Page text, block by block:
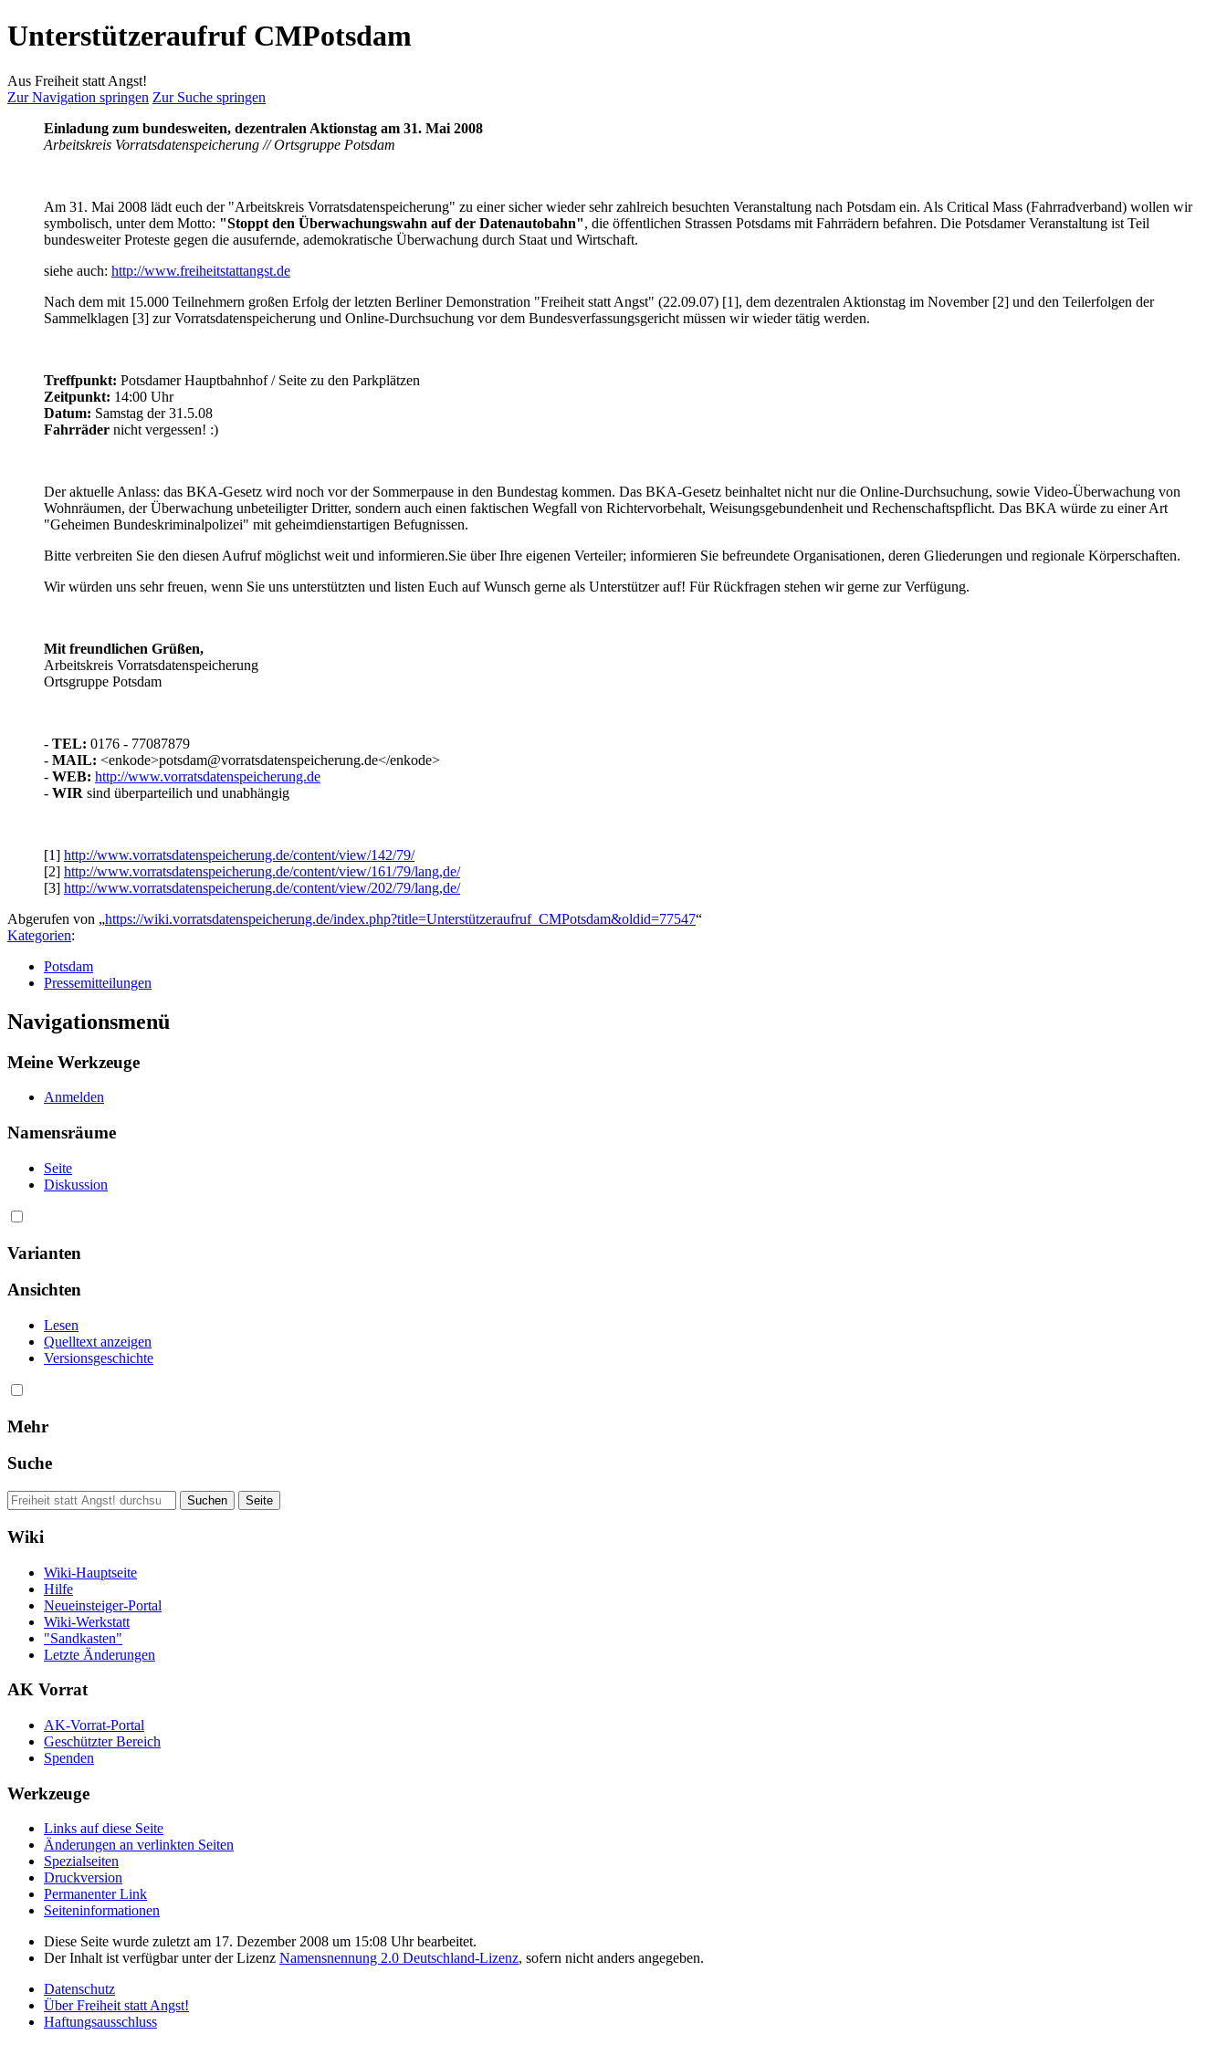
Unterstützeraufruf CMPotsdam
Aus Freiheit statt Angst!
Zur Navigation springen Zur Suche springen
Einladung zum bundesweiten, dezentralen Aktionstag am 31. Mai 2008
Arbeitskreis Vorratsdatenspeicherung // Ortsgruppe Potsdam
Am 31. Mai 2008 lädt euch der "Arbeitskreis Vorratsdatenspeicherung" zu einer sicher wieder sehr zahlreich besuchten Veranstaltung nach Potsdam ein. Als Critical Mass (Fahrradverband) wollen wir
symbolisch, unter dem Motto: "Stoppt den Überwachungswahn auf der Datenautobahn", die öffentlichen Strassen Potsdams mit Fahrrädern befahren. Die Potsdamer Veranstaltung ist Teil
bundesweiter Proteste gegen die ausufernde, ademokratische Überwachung durch Staat und Wirtschaft.
siehe auch: http://www.freiheitstattangst.de
Nach dem mit 15.000 Teilnehmern großen Erfolg der letzten Berliner Demonstration "Freiheit statt Angst" (22.09.07) [1], dem dezentralen Aktionstag im November [2] und den Teilerfolgen der
Sammelklagen [3] zur Vorratsdatenspeicherung und Online-Durchsuchung vor dem Bundesverfassungsgericht müssen wir wieder tätig werden.
Treffpunkt: Potsdamer Hauptbahnhof / Seite zu den Parkplätzen
Zeitpunkt: 14:00 Uhr
Datum: Samstag der 31.5.08
Fahrräder nicht vergessen! :)
Der aktuelle Anlass: das BKA-Gesetz wird noch vor der Sommerpause in den Bundestag kommen. Das BKA-Gesetz beinhaltet nicht nur die Online-Durchsuchung, sowie Video-Überwachung von
Wohnräumen, der Überwachung unbeteiligter Dritter, sondern auch einen faktischen Wegfall von Richtervorbehalt, Weisungsgebundenheit und Rechenschaftspflicht. Das BKA würde zu einer Art
"Geheimen Bundeskriminalpolizei" mit geheimdienstartigen Befugnissen.
Bitte verbreiten Sie den diesen Aufruf möglichst weit und informieren.Sie über Ihre eigenen Verteiler; informieren Sie befreundete Organisationen, deren Gliederungen und regionale Körperschaften.
Wir würden uns sehr freuen, wenn Sie uns unterstützten und listen Euch auf Wunsch gerne als Unterstützer auf! Für Rückfragen stehen wir gerne zur Verfügung.
Mit freundlichen Grüßen,
Arbeitskreis Vorratsdatenspeicherung
Ortsgruppe Potsdam
- TEL: 0176 - 77087879
- MAIL: <enkode>potsdam@vorratsdatenspeicherung.de</enkode>
- WEB: http://www.vorratsdatenspeicherung.de
- WIR sind überparteilich und unabhängig
[1] http://www.vorratsdatenspeicherung.de/content/view/142/79/
[2] http://www.vorratsdatenspeicherung.de/content/view/161/79/lang,de/
[3] http://www.vorratsdatenspeicherung.de/content/view/202/79/lang,de/
Abgerufen von „https://wiki.vorratsdatenspeicherung.de/index.php?title=Unterstützeraufruf_CMPotsdam&oldid=77547“
Kategorien:
Potsdam
Pressemitteilungen
Navigationsmenü
Meine Werkzeuge
Anmelden
Namensräume
Seite
Diskussion
Varianten
Ansichten
Lesen
Quelltext anzeigen
Versionsgeschichte
Mehr
Suche
Wiki
Wiki-Hauptseite
Hilfe
Neueinsteiger-Portal
Wiki-Werkstatt
"Sandkasten"
Letzte Änderungen
AK Vorrat
AK-Vorrat-Portal
Geschützter Bereich
Spenden
Werkzeuge
Links auf diese Seite
Änderungen an verlinkten Seiten
Spezialseiten
Druckversion
Permanenter Link
Seiten­­informationen
Diese Seite wurde zuletzt am 17. Dezember 2008 um 15:08 Uhr bearbeitet.
Der Inhalt ist verfügbar unter der Lizenz Namensnennung 2.0 Deutschland-Lizenz, sofern nicht anders angegeben.
Datenschutz
Über Freiheit statt Angst!
Haftungsausschluss